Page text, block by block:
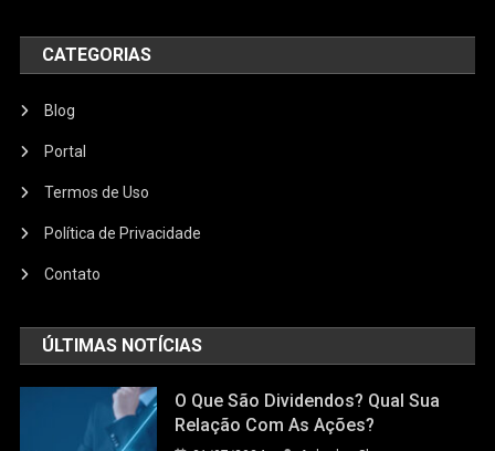
CATEGORIAS
Blog
Portal
Termos de Uso
Política de Privacidade
Contato
ÚLTIMAS NOTÍCIAS
O Que São Dividendos? Qual Sua
Relação Com As Ações?